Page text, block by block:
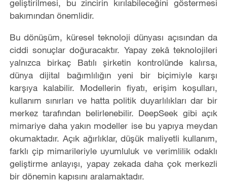
geliştirilmesi, bu zincirin kırılabileceğini göstermesi
bakımından önemlidir.
Bu dönüşüm, küresel teknoloji dünyası açısından da
ciddi sonuçlar doğuracaktır. Yapay zekâ teknolojileri
yalnızca birkaç Batılı şirketin kontrolünde kalırsa,
dünya dijital bağımlılığın yeni bir biçimiyle karşı
karşıya kalabilir. Modellerin fiyatı, erişim koşulları,
kullanım sınırları ve hatta politik duyarlılıkları dar bir
merkez tarafından belirlenebilir. DeepSeek gibi açık
mimariye daha yakın modeller ise bu yapıya meydan
okumaktadır. Açık ağırlıklar, düşük maliyetli kullanım,
farklı çip mimarileriyle uyumluluk ve verimlilik odaklı
geliştirme anlayışı, yapay zekada daha çok merkezli
bir dönemin kapısını aralamaktadır.